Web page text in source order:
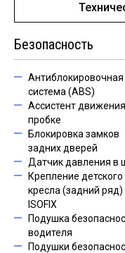
Безопасность
Антиблокировочная
система (ABS)
Ассистент
пробке
Блокировка замков
задних дверей
Датчик давления в
Крепление детского
кресла (задний ряд)
ISOFIX
Подушка
водителя
Подушки